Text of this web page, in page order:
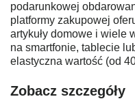
podarunkowej
platformy zakupowej
artykuły domowe i wiele
na smartfonie, tablecie
elastyczna wartość (od
Zobacz szczegóły